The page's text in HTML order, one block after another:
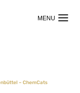
– ChemCats